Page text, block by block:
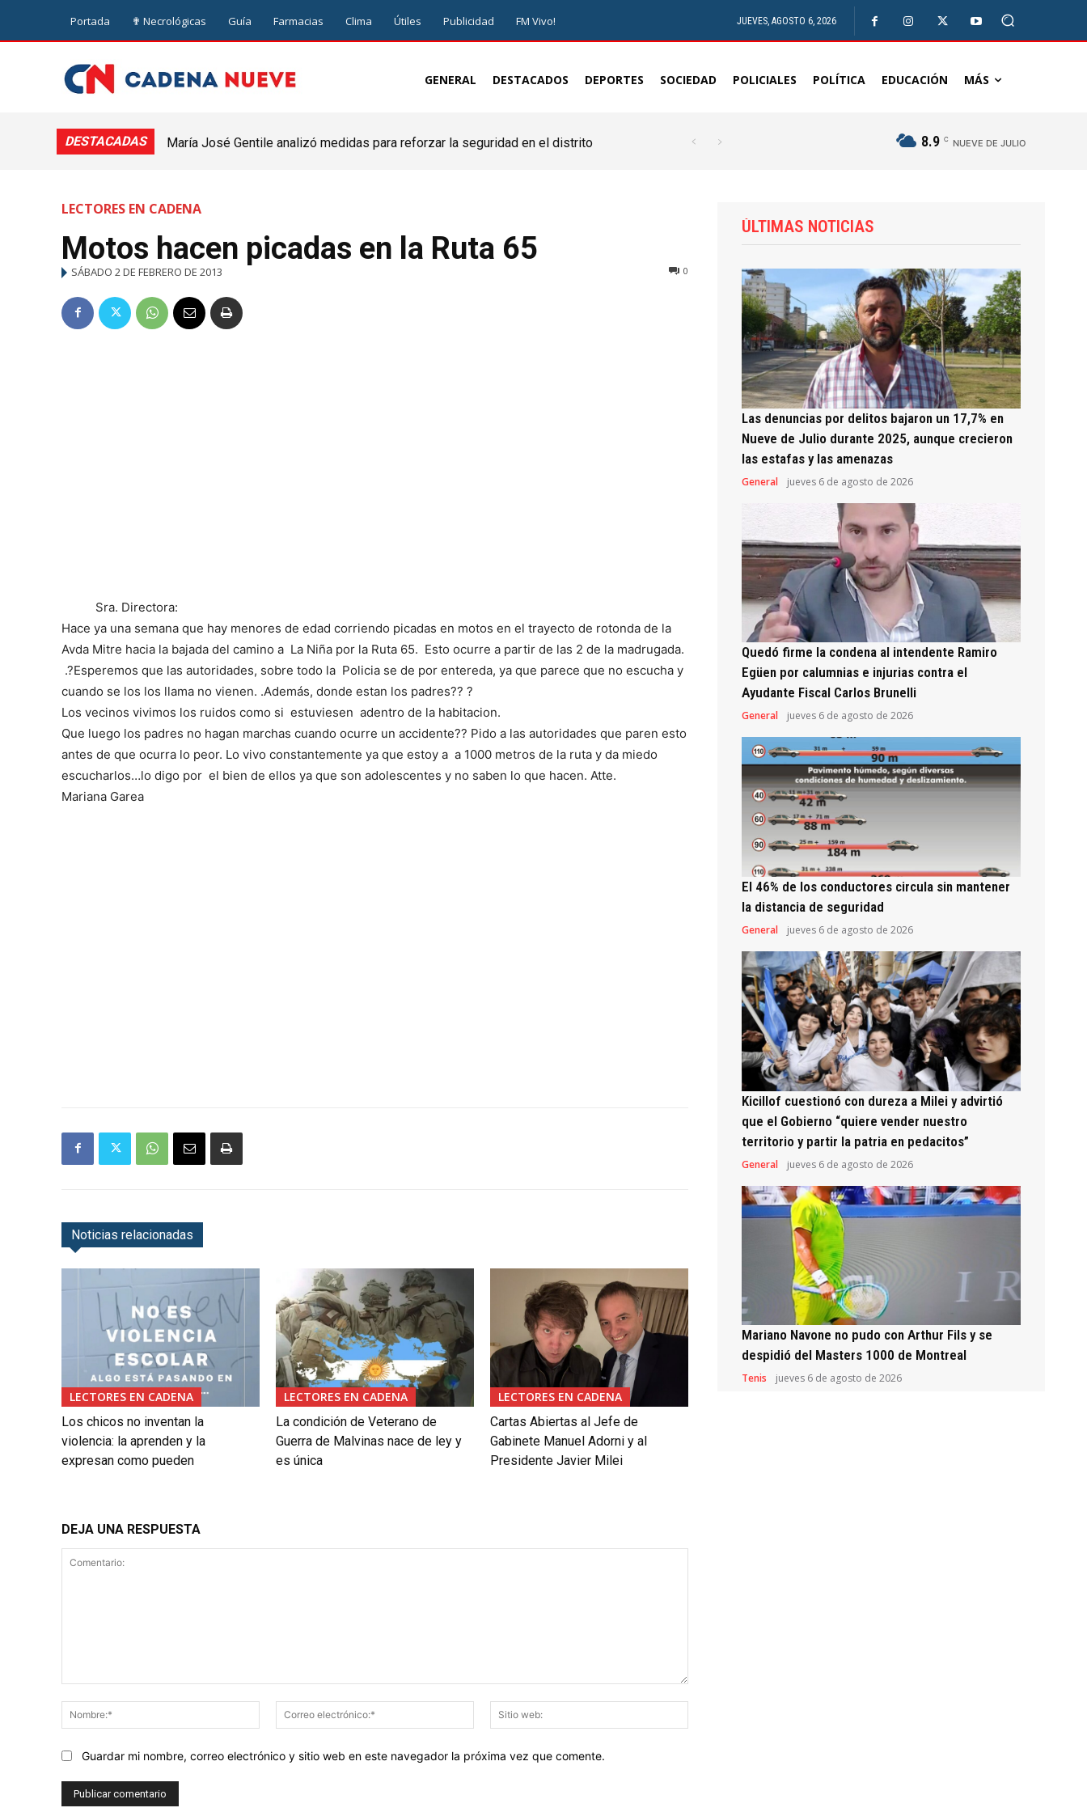
Portada ✟ Necrológicas Guía Farmacias Clima Útiles Publicidad FM Vivo! JUEVES, AGOSTO 6, 2026
GENERAL DESTACADOS DEPORTES SOCIEDAD POLICIALES POLÍTICA EDUCACIÓN MÁS
DESTACADAS
María José Gentile analizó medidas para reforzar la seguridad en el distrito
8.9 C NUEVE DE JULIO
LECTORES EN CADENA
Motos hacen picadas en la Ruta 65
SÁBADO 2 DE FEBRERO DE 2013 0
Sra. Directora:
Hace ya una semana que hay menores de edad corriendo picadas en motos en el trayecto de rotonda de la
Avda Mitre hacia la bajada del camino a La Niña por la Ruta 65. Esto ocurre a partir de las 2 de la madrugada.
.?Esperemos que las autoridades, sobre todo la Policia se de por entereda, ya que parece que no escucha y
cuando se los los llama no vienen. .Además, donde estan los padres?? ?
Los vecinos vivimos los ruidos como si estuviesen adentro de la habitacion.
Que luego los padres no hagan marchas cuando ocurre un accidente?? Pido a las autoridades que paren esto
antes de que ocurra lo peor. Lo vivo constantemente ya que estoy a a 1000 metros de la ruta y da miedo
escucharlos…lo digo por el bien de ellos ya que son adolescentes y no saben lo que hacen. Atte.
Mariana Garea
Noticias relacionadas
LECTORES EN CADENA
Los chicos no inventan la
violencia: la aprenden y la
expresan como pueden
LECTORES EN CADENA
La condición de Veterano de
Guerra de Malvinas nace de ley y
es única
LECTORES EN CADENA
Cartas Abiertas al Jefe de
Gabinete Manuel Adorni y al
Presidente Javier Milei
DEJA UNA RESPUESTA
Nombre:*
Correo
electrónico:*
web:
Guardar mi nombre, correo electrónico y sitio web en este navegador la próxima vez que comente.
ÚLTIMAS NOTICIAS
Las denuncias por delitos bajaron un 17,7% en
Nueve de Julio durante 2025, aunque crecieron
las estafas y las amenazas
General jueves 6 de agosto de 2026
Quedó firme la condena al intendente Ramiro
Egüen por calumnias e injurias contra el
Ayudante Fiscal Carlos Brunelli
General jueves 6 de agosto de 2026
El 46% de los conductores circula sin mantener
la distancia de seguridad
General jueves 6 de agosto de 2026
Kicillof cuestionó con dureza a Milei y advirtió
que el Gobierno “quiere vender nuestro
territorio y partir la patria en pedacitos”
General jueves 6 de agosto de 2026
Mariano Navone no pudo con Arthur Fils y se
despidió del Masters 1000 de Montreal
Tenis jueves 6 de agosto de 2026